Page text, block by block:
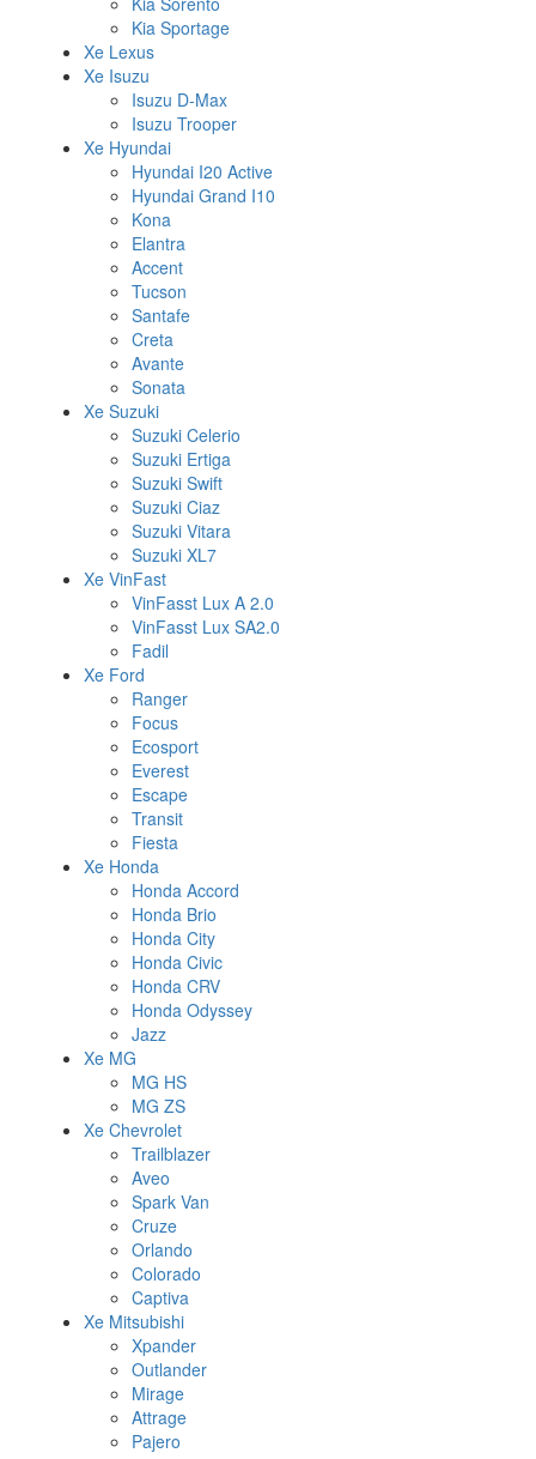
Kia Sportage
Xe Lexus
Xe Isuzu
Isuzu D-Max
Isuzu Trooper
Xe Hyundai
Hyundai I20 Active
Hyundai Grand I10
Kona
Elantra
Accent
Tucson
Santafe
Creta
Avante
Sonata
Xe Suzuki
Suzuki Celerio
Suzuki Ertiga
Suzuki Swift
Suzuki Ciaz
Suzuki Vitara
Suzuki XL7
Xe VinFast
VinFasst Lux A 2.0
VinFasst Lux SA2.0
Fadil
Xe Ford
Ranger
Focus
Ecosport
Everest
Escape
Transit
Fiesta
Xe Honda
Honda Accord
Honda Brio
Honda City
Honda Civic
Honda CRV
Honda Odyssey
Jazz
Xe MG
MG HS
MG ZS
Xe Chevrolet
Trailblazer
Aveo
Spark Van
Cruze
Orlando
Colorado
Captiva
Xe Mitsubishi
Xpander
Outlander
Mirage
Attrage
Pajero